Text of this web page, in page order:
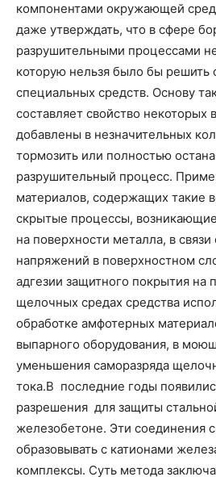
компонентами окружающей
даже утверждать, что в сфере
разрушительными процессами
которую нельзя было бы
специальных средств. Основу
составляет свойство некоторых
добавлены в незначительных
тормозить или полностью
разрушительный процесс.
материалов, содержащих такие
скрытые процессы,
на поверхности металла, в
напряжений в поверхностном
адгезии защитного покрытия на
щелочных средах средства
обработке амфотерных
выпарного оборудования, в
уменьшения саморазряда
тока.В последние годы
разрешения для защиты
железобетоне. Эти соединения
образовывать с катионами
комплексы. Суть метода